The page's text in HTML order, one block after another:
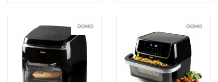
Vergleichen Vergleichen